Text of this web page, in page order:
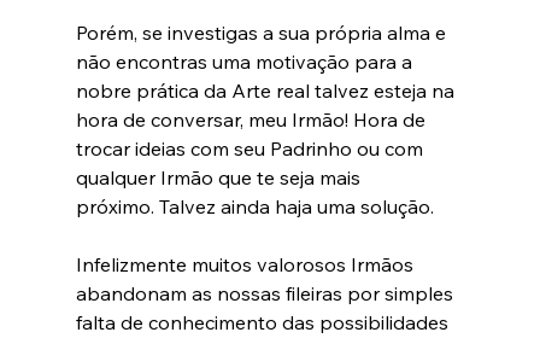
Porém, se investigas a sua própria alma e
não encontras uma motivação para a
nobre prática da Arte real talvez esteja na
hora de conversar, meu Irmão! Hora de
trocar ideias com seu Padrinho ou com
qualquer Irmão que te seja mais
próximo. Talvez ainda haja uma solução.
Infelizmente muitos valorosos Irmãos
abandonam as nossas fileiras por simples
falta de conhecimento das possibilidades